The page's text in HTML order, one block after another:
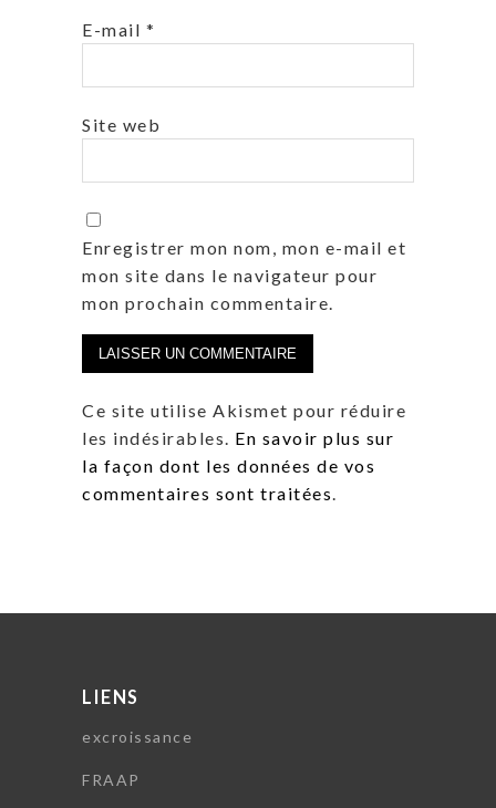
E-mail *
Site web
Enregistrer mon nom, mon e-mail et
mon site dans le navigateur pour
mon prochain commentaire.
Ce site utilise Akismet pour réduire
les indésirables. En savoir plus sur
la façon dont les données de vos
commentaires sont traitées.
LIENS
excroissance
FRAAP